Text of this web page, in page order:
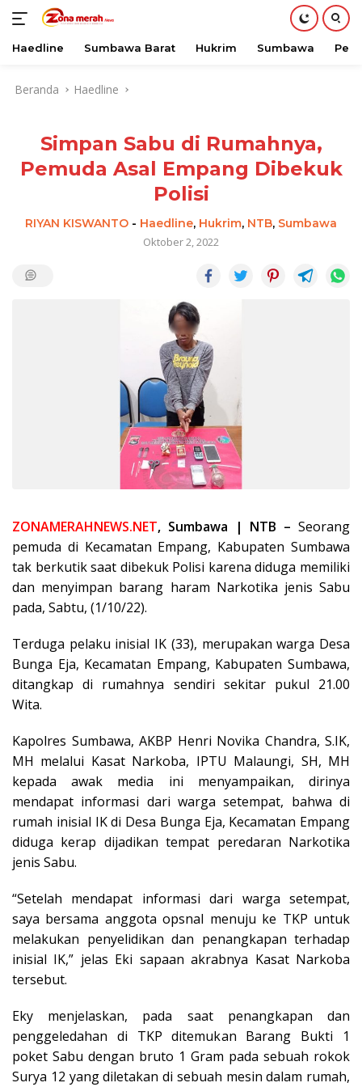
Haedline Sumbawa Barat Hukrim Sumbawa
Beranda Haedline
Simpan Sabu di Rumahnya,
Pemuda Asal Empang Dibekuk
Polisi
RIYAN KISWANTO - Haedline, Hukrim, NTB, Sumbawa
Oktober 2, 2022
ZONAMERAHNEWS.NET, Sumbawa | NTB – Seorang
pemuda di Kecamatan Empang, Kabupaten Sumbawa
tak berkutik saat dibekuk Polisi karena diduga memiliki
dan menyimpan barang haram Narkotika jenis Sabu
pada, Sabtu, (1/10/22).
Terduga pelaku inisial IK (33), merupakan warga Desa
Bunga Eja, Kecamatan Empang, Kabupaten Sumbawa,
ditangkap di rumahnya sendiri sekitar pukul 21.00
Wita.
Kapolres Sumbawa, AKBP Henri Novika Chandra, S.IK,
MH melalui Kasat Narkoba, IPTU Malaungi, SH, MH
kepada awak media ini menyampaikan, dirinya
mendapat informasi dari warga setempat, bahwa di
rumah inisial IK di Desa Bunga Eja, Kecamatan Empang
diduga kerap dijadikan tempat peredaran Narkotika
jenis Sabu.
“Setelah mendapat informasi dari warga setempat,
saya bersama anggota opsnal menuju ke TKP untuk
melakukan penyelidikan dan penangkapan terhadap
inisial IK,” jelas Eki sapaan akrabnya Kasat Narkoba
tersebut.
Eky menjelaskan, pada saat penangkapan dan
penggeledahan di TKP ditemukan Barang Bukti 1
poket Sabu dengan bruto 1 Gram pada sebuah rokok
Surya 12 yang diletakan di sebuah mesin dalam rumah,